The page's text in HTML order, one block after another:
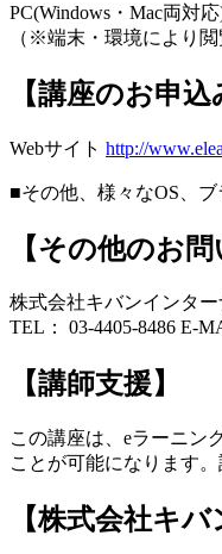
PC(Windows・Mac両対
（※端末・環境により
【講座のお申込
Webサイト http://
■その他、様々なOS、
【その他のお問
株式会社キバンインタ
TEL： 03-4405-8486 E-
【講師支援】
この講座は、eラーニン
ことが可能になります
【株式会社キ